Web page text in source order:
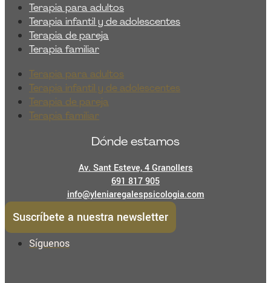
Terapia para adultos
Terapia infantil y de adolescentes
Terapia de pareja
Terapia familiar
Terapia para adultos
Terapia infantil y de adolescentes
Terapia de pareja
Terapia familiar
Dónde estamos
Av. Sant Esteve, 4 Granollers
691 817 905
info@yleniaregalespsicologia.com
Suscríbete a nuestra newsletter
Síguenos